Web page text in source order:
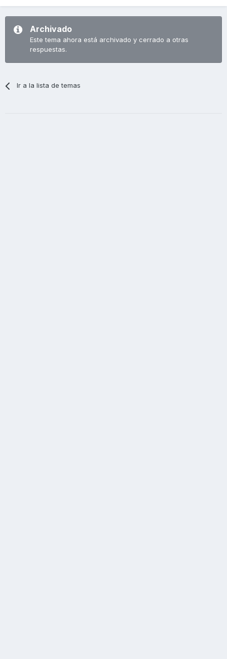
Archivado
Este tema ahora está archivado y cerrado a otras
respuestas.
Ir a la lista de temas